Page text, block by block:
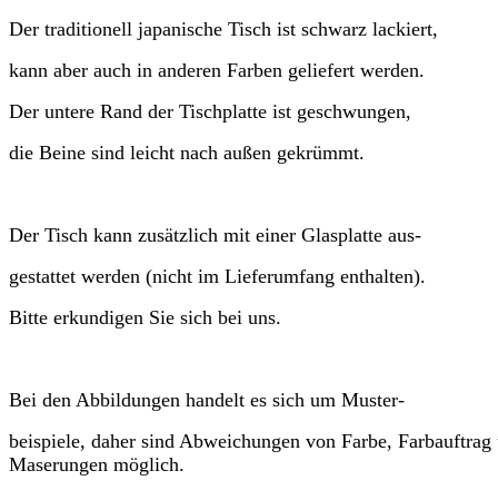
Der traditionell japanische Tisch ist schwarz lackiert,
kann aber auch in anderen Farben geliefert werden.
Der untere Rand der Tischplatte ist geschwungen,
die Beine sind leicht nach außen gekrümmt.
Der Tisch kann zusätzlich mit einer Glasplatte aus-
gestattet werden (nicht im Lieferumfang enthalten).
Bitte erkundigen Sie sich bei uns.
Bei den Abbildungen handelt es sich um Muster-
beispiele, daher sind Abweichungen von Farbe, Farbauftrag
Maserungen möglich.